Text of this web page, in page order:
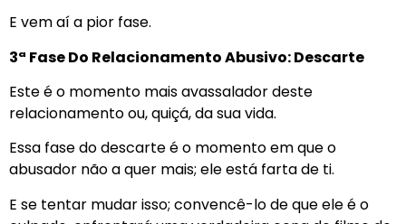
E vem aí a pior fase.
3ª Fase Do Relacionamento Abusivo: Descarte
Este é o momento mais avassalador deste
relacionamento ou, quiçá, da sua vida.
Essa fase do descarte é o momento em que o
abusador não a quer mais; ele está farta de ti.
E se tentar mudar isso; convencê-lo de que ele é o